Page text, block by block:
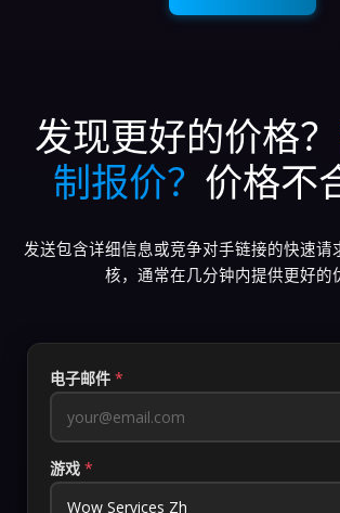
发现更好的价格？
制报价？ 价格不
发送包含详细信息或竞争对手链接的快速请
核，通常在几分钟内提供更好的
电子邮件 *
游戏 *